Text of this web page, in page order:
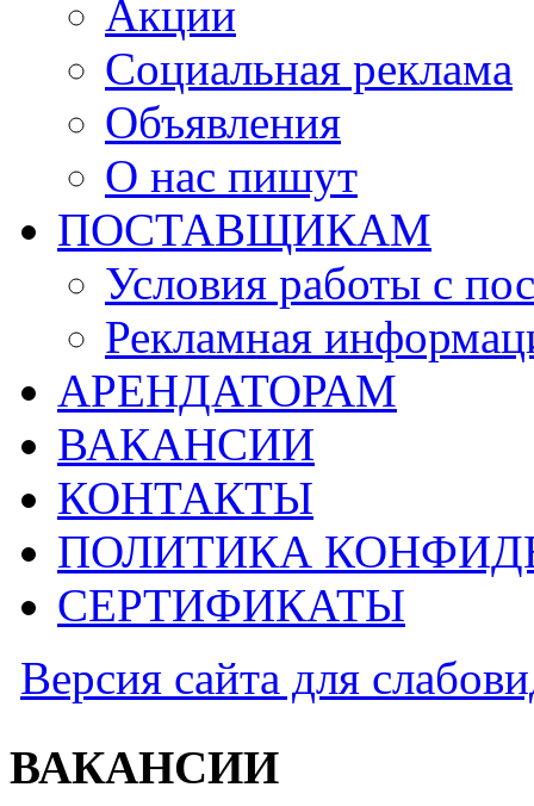
Акции
Социальная реклама
Объявления
О нас пишут
ПОСТАВЩИКАМ
Условия работы с
Рекламная
АРЕНДАТОРАМ
ВАКАНСИИ
КОНТАКТЫ
ПОЛИТИКА
СЕРТИФИКАТЫ
Версия сайта для
ВАКАНСИИ